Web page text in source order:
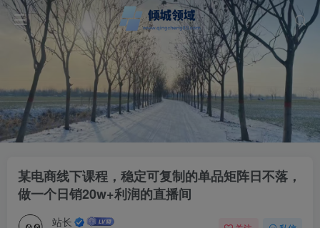
某电商线下课程，稳定可复制的单品矩阵日不落，
做一个日销20w+利润的直播间
站长